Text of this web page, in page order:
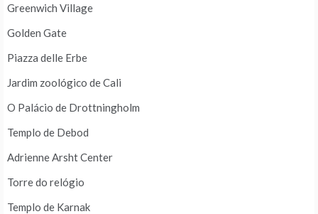
Greenwich Village
Golden Gate
Piazza delle Erbe
Jardim zoológico de Cali
O Palácio de Drottningholm
Templo de Debod
Adrienne Arsht Center
Torre do relógio
Templo de Karnak